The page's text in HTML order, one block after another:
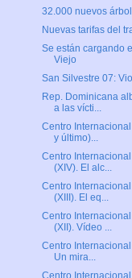
32.000 nuevos
Nuevas tarifas del
Se están cargando
Viejo
San Silvestre 07:
Rep. Dominicana
a las vícti...
Centro
y último)...
Centro
(XIV). El alc...
Centro
(XIII). El eq...
Centro
(XII). Vídeo ...
Centro
Un mira...